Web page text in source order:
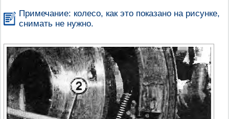
Примечание: колесо, как это показано на рисунке,
снимать не нужно.